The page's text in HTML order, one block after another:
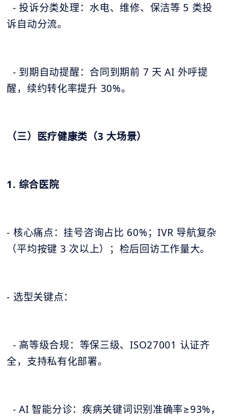
- 投诉分类处理：水电、维修、保洁等 5 类投
诉自动分流。
- 到期自动提醒：合同到期前 7 天 AI 外呼提
醒，续约转化率提升 30%。
（三）医疗健康类（3 大场景）
1. 综合医院
- 核心痛点：挂号咨询占比 60%；IVR 导航复杂
（平均按键 3 次以上）；检后回访工作量大。
- 选型关键点：
- 高等级合规：等保三级、ISO27001 认证齐
全，支持私有化部署。
- AI 智能分诊：疾病关键词识别准确率≥93%，